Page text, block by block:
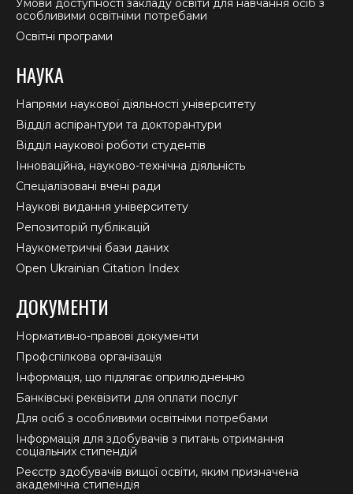
Умови доступності закладу освіти для навчання осіб з
особливими освітніми потребами
Освітні програми
НАУКА
Напрями наукової діяльності університету
Відділ аспірантури та докторантури
Відділ наукової роботи студентів
Інноваційна, науково-технічна діяльність
Спеціалізовані вчені ради
Наукові видання університету
Репозиторій публікацій
Наукометричні бази даних
Open Ukrainian Citation Index
ДОКУМЕНТИ
Нормативно-правові документи
Профспілкова організація
Інформація, що підлягає оприлюдненню
Банківські реквізити для оплати послуг
Для осіб з особливими освітніми потребами
Інформація для здобувачів з питань отримання
соціальних стипендій
Реєстр здобувачів вищої освіти, яким призначена
академічна стипендія